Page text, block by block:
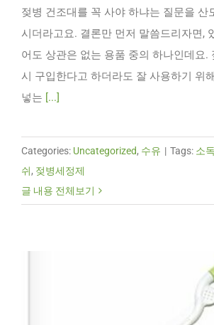
젖병 건조대를 꼭 사야 하냐는 질문을 산
시더라고요. 결론만 먼저 말씀드리자면,
어도 상관은 없는 용품 중의 하나인데요.
시 구입한다고 하더라도 잘 사용하기 위
넣는 [...]
Categories: Uncategorized, 수유 | Tags: 소
쉬, 젖병세정제
글 내용 전체보기